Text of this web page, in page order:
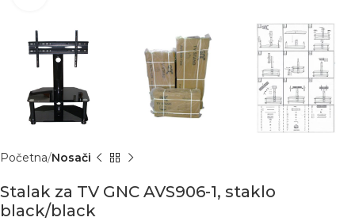
Početna Nosači
Stalak za TV GNC AVS906-1, staklo
black/black